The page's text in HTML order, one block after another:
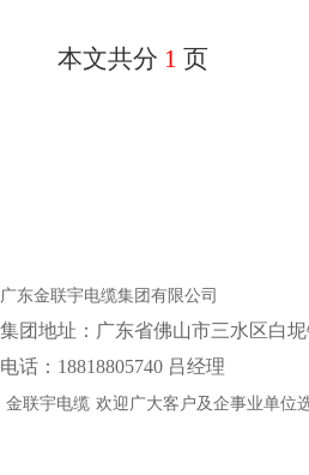
本文共分 1 页
广东金联宇电缆集团有限公司
集团地址：‌广东省佛山市三水区白
电话：18818805740 吕经理
金联宇电缆 欢迎广大客户及企事业单位